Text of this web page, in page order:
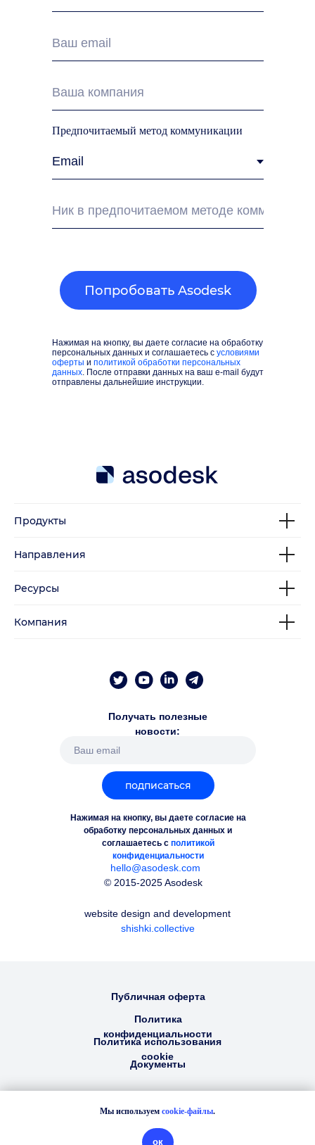
Asodeskдля
Нажимая на кнопку, вы даете согласие на обработку
персональных данных и соглашаетесь c условиями
оферты и политикой обработки персональных
данных. После отправки данных на ваш e-mail будут
отправлены дальнейшие инструкции.
Предпочитаемый метод коммуникации
Попробовать Asodesk
Продукты
Направления
Ресурсы
Компания
подписаться
hello@asodesk.com
© 2015-2025 Asodesk
Получать полезные
новости:
Публичная оферта
Политика
конфиденциальности
Политика использования
cookie
Русский
Нажимая на кнопку, вы даете согласие на
обработку персональных данных и
соглашаетесь c политикой
конфиденциальности
website design and development
shishki.collective
Документы
English
Мы используем cookie-файлы.
ок